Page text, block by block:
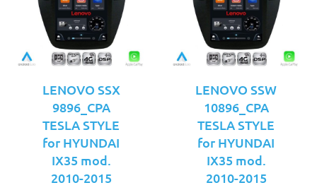
LENOVO SSX
9896_CPA
TESLA STYLE
for HYUNDAI
IX35 mod.
2010-2015
LENOVO SSW
10896_CPA
TESLA STYLE
for HYUNDAI
IX35 mod.
2010-2015